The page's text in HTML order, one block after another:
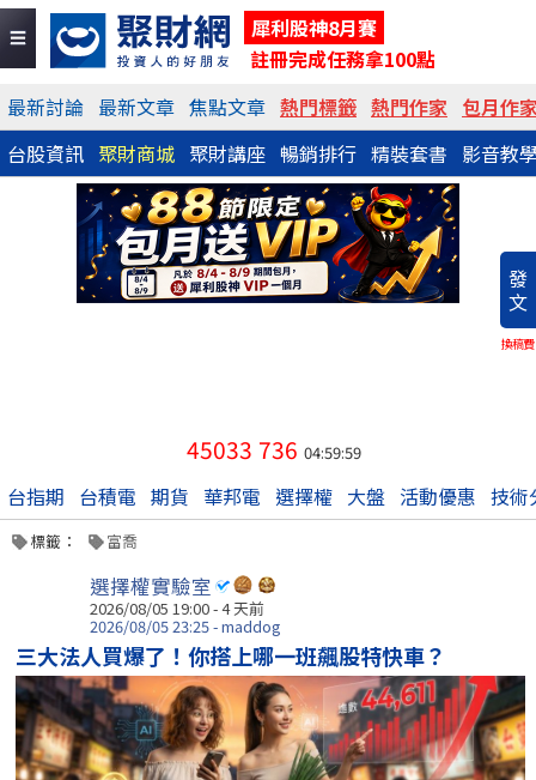
犀利股神8月賽
註冊完成任務拿100點
最新討論 最新文章 焦點文章 熱門標籤 熱門作家 包月作
台股資訊 聚財商城 聚財講座 暢銷排行 精裝套書 影音教
發
文
換稿費
45033 736 04:59:59
台指期 台積電 期貨 華邦電 選擇權 大盤 活動優惠 技術
標籤： 富喬
選擇權實驗室
2026/08/05 19:00 - 4 天前
2026/08/05 23:25 - maddog
三大法人買爆了！你搭上哪一班飆股特快車？